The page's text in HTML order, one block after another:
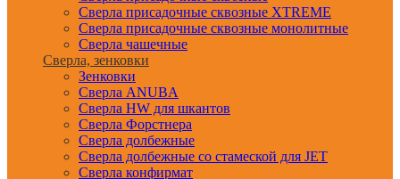
Сверла присадочные сквозные XTREME
Сверла присадочные сквозные монолитные
Сверла чашечные
Сверла, зенковки
Зенковки
Сверла ANUBA
Сверла HW для шкантов
Сверла Форстнера
Сверла долбежные
Сверла долбежные со стамеской для JET
Сверла конфирмат